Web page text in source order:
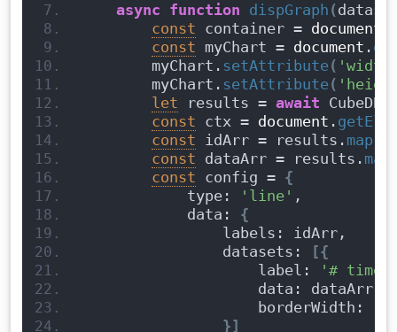
async function dispGraph (
const container = document
const myChart = document .
        myChart.
setAttribute(
        myChart.
setAttribute(
let results = await CubeDB.
const ctx = document .
const idArr = results. map
const dataArr = results. map
const config = {
            type:
'line' ,
            data:
{
                labels: idArr,
                datasets:
[{
                    label:
'#
                    data: dataArr,
                    borderWidth:
}]